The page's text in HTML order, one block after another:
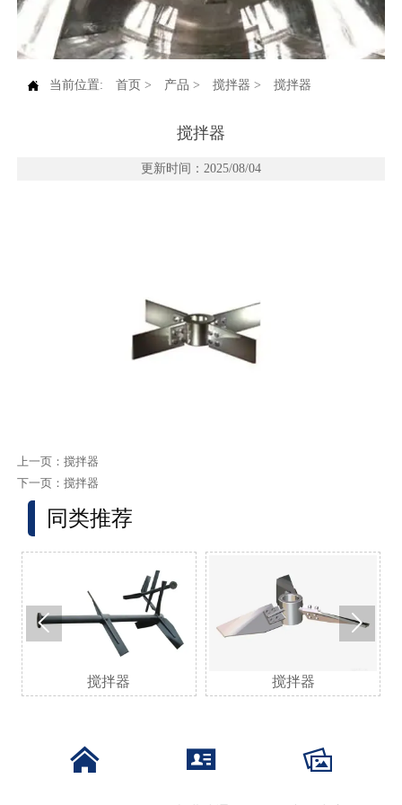
 当前位置: 首页 > 产品 > 搅拌器 > 搅拌器
搅拌器
更新时间：2025/08/04
上一页： 搅拌器
下一页： 搅拌器
同类推荐
搅拌器 搅拌器
 
  